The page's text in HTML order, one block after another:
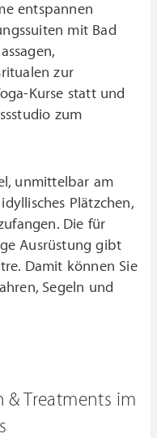
entspannen
mit Bad
zur
Kurse statt und
zum
unmittelbar am
Plätzchen,
Die für
Ausrüstung gibt
Damit können Sie
Segeln und
Treatments im